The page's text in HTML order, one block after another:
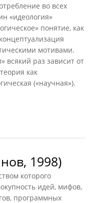
во всех
«идеология»
понятие, как
мотивами.
всякий раз зависит от
как
(«научная»).
1998)
которого
идей, мифов,
программных